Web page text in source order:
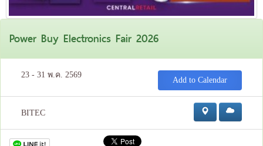
Power Buy Electronics Fair 2026
23 - 31 พ.ค. 2569
Add to Calendar
BITEC